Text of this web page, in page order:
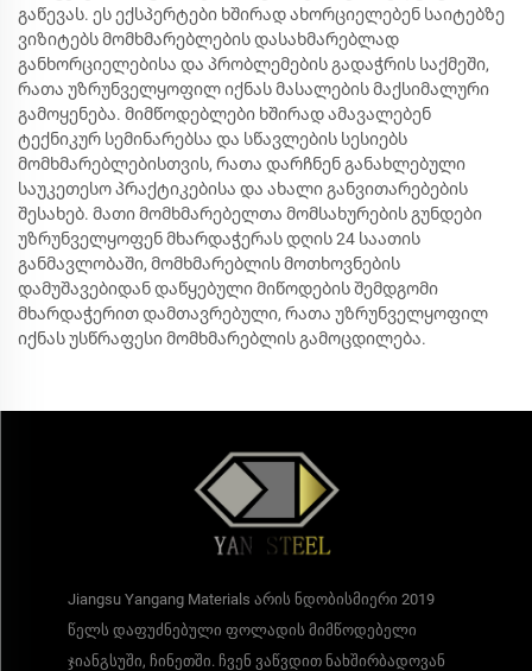
გაწევას. ეს ექსპერტები ხშირად ახორციელებენ საიტებზე
ვიზიტებს მომხმარებლების დასახმარებლად
განხორციელებისა და პრობლემების გადაჭრის საქმეში,
რათა უზრუნველყოფილ იქნას მასალების მაქსიმალური
გამოყენება. მიმწოდებლები ხშირად ამავალებენ
ტექნიკურ სემინარებსა და სწავლების სესიებს
მომხმარებლებისთვის, რათა დარჩნენ განახლებული
საუკეთესო პრაქტიკებისა და ახალი განვითარებების
შესახებ. მათი მომხმარებელთა მომსახურების გუნდები
უზრუნველყოფენ მხარდაჭერას დღის 24 საათის
განმავლობაში, მომხმარებლის მოთხოვნების
დამუშავებიდან დაწყებული მიწოდების შემდგომი
მხარდაჭერით დამთავრებული, რათა უზრუნველყოფილ
იქნას უსწრაფესი მომხმარებლის გამოცდილება.
Jiangsu Yangang Materials არის ნდობისმიერი 2019
წელს დაფუძნებული ფოლადის მიმწოდებელი
ჯიანგსუში, ჩინეთში. ჩვენ ვაწვდით ნახშირბადოვან